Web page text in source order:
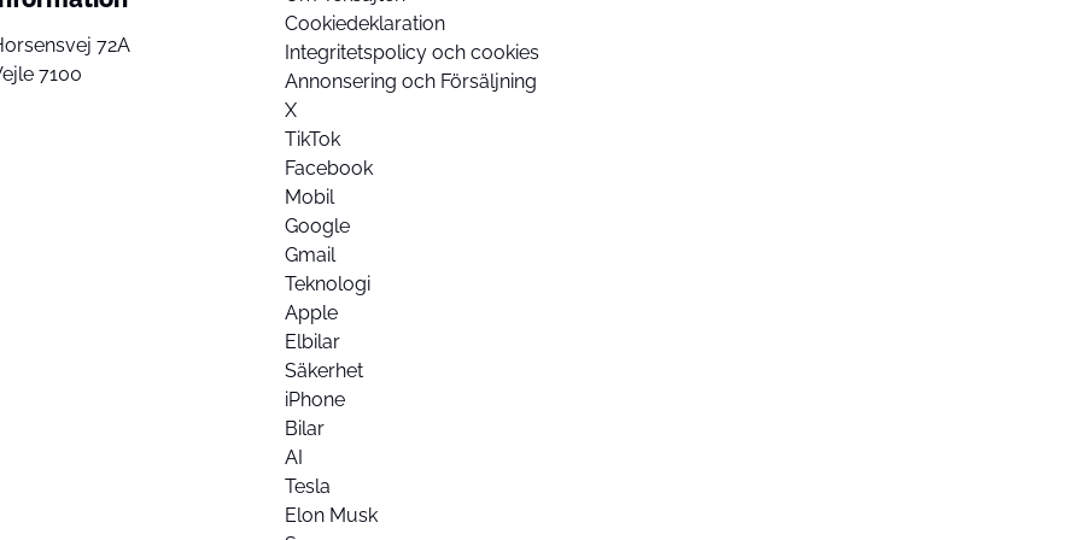
72A
7100
Cookiedeklaration
Integritetspolicy och cookies
Annonsering och Försäljning
X
TikTok
Facebook
Mobil
Google
Gmail
Teknologi
Apple
Elbilar
Säkerhet
iPhone
Bilar
AI
Tesla
Elon Musk